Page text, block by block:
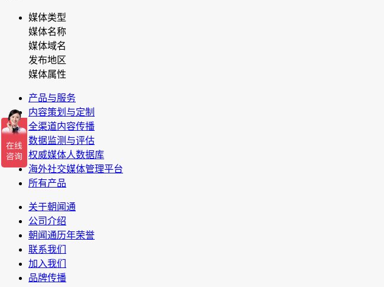
媒体类型
媒体名称
媒体域名
发布地区
媒体属性
产品与服务
内容策划与定制
全渠道内容传播
数据监测与评估
权威媒体人数据库
海外社交媒体管理平台
所有产品
关于朝闻通
公司介绍
朝闻通历年荣誉
联系我们
加入我们
品牌传播